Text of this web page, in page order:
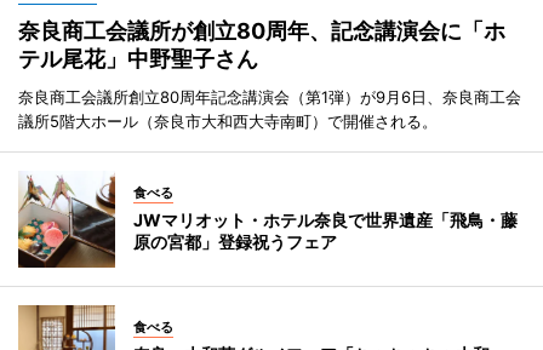
奈良商工会議所が創立80周年、記念講演会に「ホ
テル尾花」中野聖子さん
奈良商工会議所創立80周年記念講演会（第1弾）が9月6日、奈良商工会
議所5階大ホール（奈良市大和西大寺南町）で開催される。
食べる
JWマリオット・ホテル奈良で世界遺産「飛鳥・藤
原の宮都」登録祝うフェア
食べる